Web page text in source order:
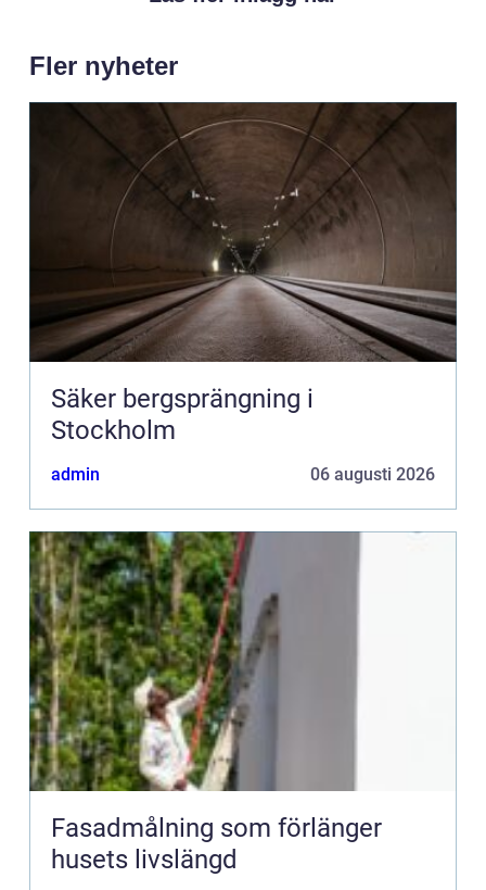
Fler nyheter
Säker bergsprängning i
Stockholm
admin 06 augusti 2026
Fasadmålning som förlänger
husets livslängd